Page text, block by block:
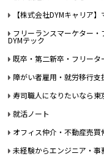
【株式会社DYMキャリア
フリーランスマーケター
DYMテック
既卒・第二新卒・フリー
障がい者雇用・就労移行
寿司職人になりたいなら東
就活ノート
オフィス仲介・不動産売買
未経験からエンジニア・事